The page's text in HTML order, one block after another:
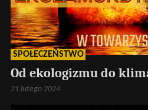
SPOŁECZEŃSTWO
Od ekologizmu do
21 lutego 2024